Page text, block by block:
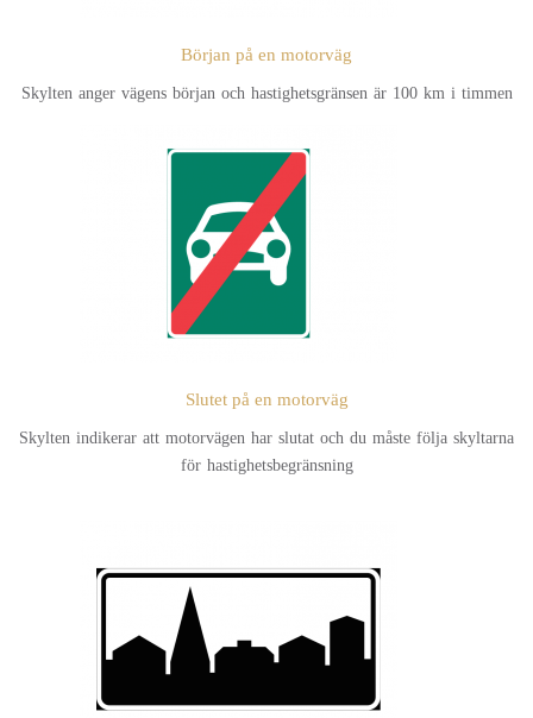
Början på en motorväg
Skylten anger vägens början och hastighetsgränsen är 100 km i timmen
Slutet på en motorväg
Skylten indikerar att motorvägen har slutat och du måste följa skyltarna
för hastighetsbegränsning